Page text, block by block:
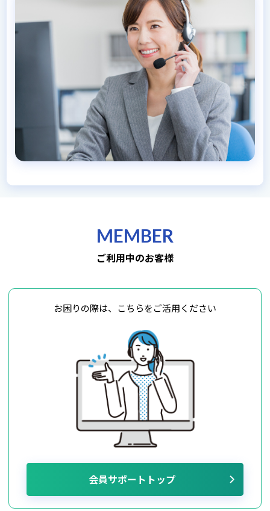
MEMBER
ご利用中のお客様
お困りの際は、こちらをご活用ください
会員サポートトップ